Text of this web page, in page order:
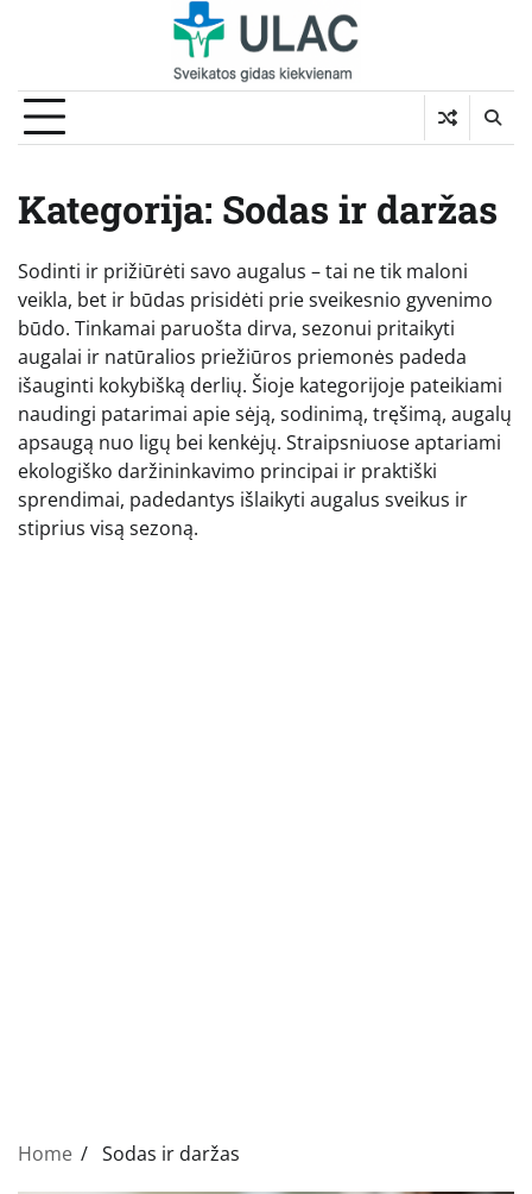
Kategorija: Sodas ir daržas
Sodinti ir prižiūrėti savo augalus – tai ne tik maloni
veikla, bet ir būdas prisidėti prie sveikesnio gyvenimo
būdo. Tinkamai paruošta dirva, sezonui pritaikyti
augalai ir natūralios priežiūros priemonės padeda
išauginti kokybišką derlių. Šioje kategorijoje pateikiami
naudingi patarimai apie sėją, sodinimą, tręšimą, augalų
apsaugą nuo ligų bei kenkėjų. Straipsniuose aptariami
ekologiško daržininkavimo principai ir praktiški
sprendimai, padedantys išlaikyti augalus sveikus ir
stiprius visą sezoną.
Home Sodas ir daržas